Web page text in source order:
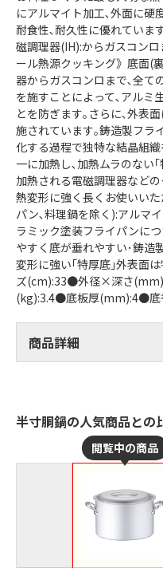
にアルマイト加工､外面に硬
耐食性､耐久性に優れてい
磁調理器(IH):からガスコン
ール熱源クッキング》底面(
器からガスコンロまで､全て
を施すことによって､アルミ
とを防ぎます｡さらに､外表
施されています｡鋳造製フラ
化する過程で独特な結晶組
一に加熱し､加熱ムラのない
加熱される電磁調理器など
熱変形に強く長くお使いい
パン､料理鍋を除く):アルマ
ラミック塗装フライパンに
やすく底が垂れやすい･鋳造
変形に強い｢特厚底｣外表面
ズ(cm):33●外径×深さ
(kg):3.4●底板厚(mm):4●底
商品詳細
半寸胴鍋の人気商品との